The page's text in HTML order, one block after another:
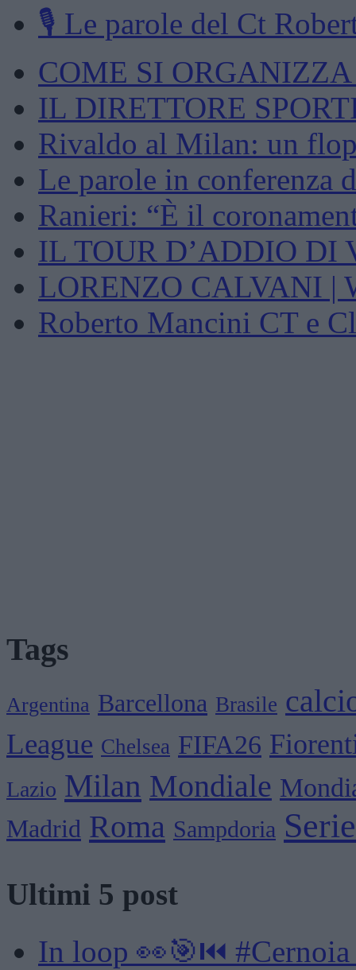
🎙️ Le parole del Ct
COME SI
IL DIRETTORE
Rivaldo al Milan: un
Le parole in conferenza
Ranieri: “È il
IL TOUR D’ADDIO
LORENZO CALVANI |
Roberto Mancini CT e
Tags
Argentina Barcellona Brasile
League Chelsea FIFA26
Lazio Milan Mondiale
Madrid Roma Sampdoria
Ultimi 5 post
In loop 👀🎯⏮️ #Cernoia